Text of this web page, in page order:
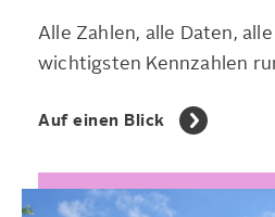
Alle Zahlen, alle Daten,
wichtigsten Kennzahlen
Auf einen Blick